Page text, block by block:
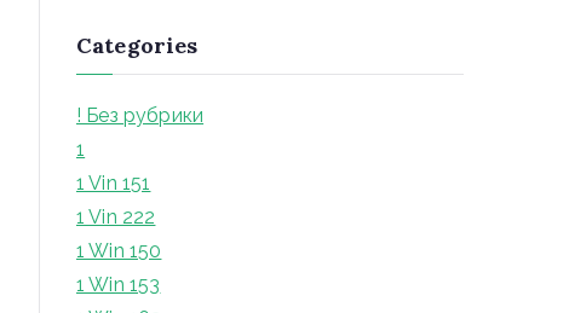
Categories
! Без рубрики
1
1 Vin 151
1 Vin 222
1 Win 150
1 Win 153